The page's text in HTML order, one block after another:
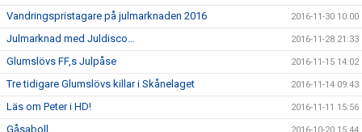
Vandringspristagare på julmarknaden 2016 2016-11-30 10:00
Julmarknad med Juldisco… 2016-11-28 21:33
Glumslövs FF,s Julpåse 2016-11-15 14:02
Tre tidigare Glumslövs killar i Skånelaget 2016-11-14 09:43
Läs om Peter i HD! 2016-11-11 15:56
Gåsaboll